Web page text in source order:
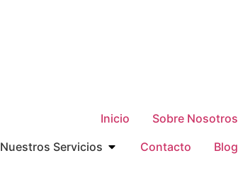
Inicio
Sobre Nosotros
Nuestros Servicios
Contacto Blog